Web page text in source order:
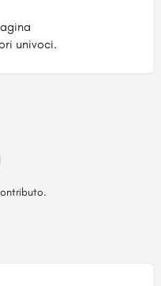
univoci.